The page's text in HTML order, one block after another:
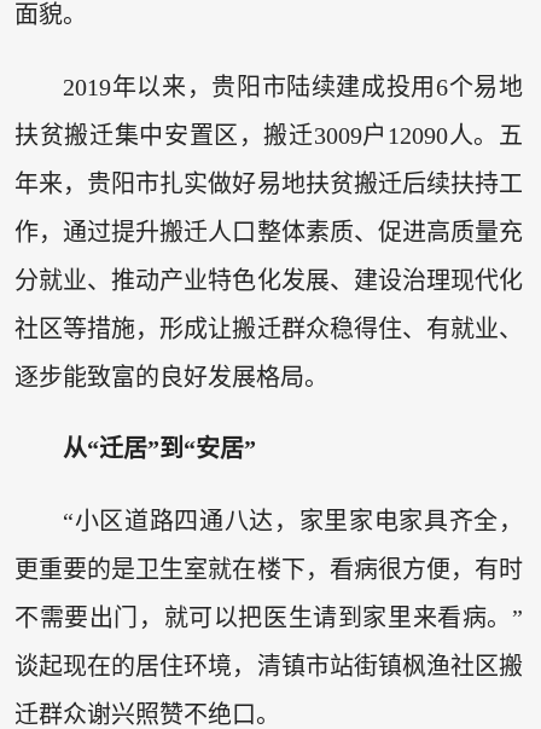
面貌。
2019年以来，贵阳市陆续建成投用6个易地
扶贫搬迁集中安置区，搬迁3009户12090人。五
年来，贵阳市扎实做好易地扶贫搬迁后续扶持工
作，通过提升搬迁人口整体素质、促进高质量充
分就业、推动产业特色化发展、建设治理现代化
社区等措施，形成让搬迁群众稳得住、有就业、
逐步能致富的良好发展格局。
从“迁居”到“安居”
“小区道路四通八达，家里家电家具齐全，
更重要的是卫生室就在楼下，看病很方便，有时
不需要出门，就可以把医生请到家里来看病。”
谈起现在的居住环境，清镇市站街镇枫渔社区搬
迁群众谢兴照赞不绝口。